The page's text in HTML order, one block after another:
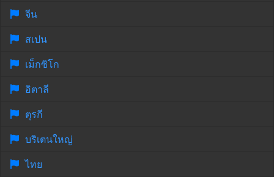
จีน
สเปน
เม็กซิโก
อิตาลี
ตุรกี
บริเตนใหญ่
ไทย